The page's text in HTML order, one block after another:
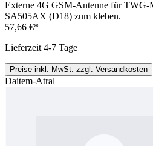
Externe 4G GSM-Antenne für
SA505AX (D18) zum kleben.
57,66 €*
Lieferzeit 4-7 Tage
Preise inkl. MwSt. zzgl. Versandkosten
Daitem-Atral